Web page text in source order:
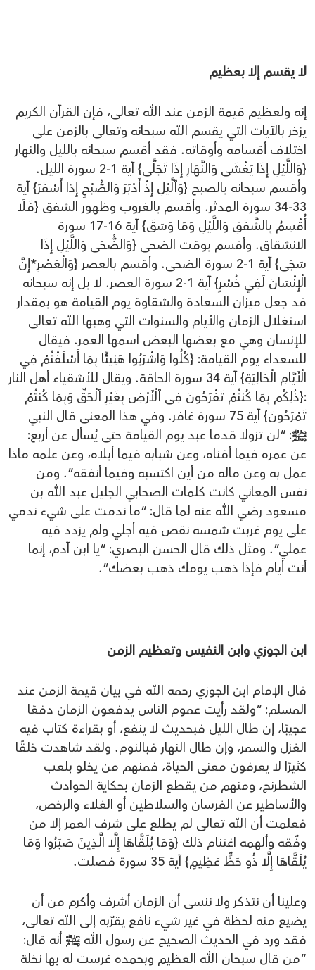
لا يقسم إلا بعظيم
إنه ولعظيم قيمة الزمن عند الله تعالى، فإن القرآن الكريم
يزخر بالآيات التي يقسم الله سبحانه وتعالى بالزمن على
اختلاف أقسامه وأوقاته. فقد أقسم سبحانه بالليل والنهار
{وَاللَّيْلِ إِذَا يَغْشَى وَالنَّهَارِ إِذَا تَجَلَّى} آية 1-2 سورة الليل.
وأقسم سبحانه بالصبح {وَٱلَّيْلِ إِذْ أَدْبَرَ وَالصُّبْحِ إِذَا أَسْفَرَ} آية
33-34 سورة المدثر. وأقسم بالغروب وظهور الشفق {فَلَا
أُقْسِمُ بِالشَّفَقِ وَاللَّيْلِ وَمَا وَسَقَ} آية 16-17 سورة
الانشقاق. وأقسم بوقت الضحى {وَالضُّحَى وَاللَّيْلِ إِذَا
سَجَى} آية 1-2 سورة الضحى. وأقسم بالعصر {وَالْعَصْرِ*إِنَّ
الْإِنْسَانَ لَفِي خُسْرٍ} آية 1-2 سورة العصر. لا بل إنه سبحانه
قد جعل ميزان السعادة والشقاوة يوم القيامة هو بمقدار
استغلال الزمان والأيام والسنوات التي وهبها الله تعالى
للإنسان وهي مع بعضها البعض اسمها العمر. فيقال
للسعداء يوم القيامة: {كُلُوا وَاشْرَبُوا هَنِيئًا بِمَا أَسْلَفْتُمْ فِي
الْأَيَّامِ الْخَالِيَةِ} آية 34 سورة الحاقة. ويقال للأشقياء أهل النار
:{ذَٰلِكُم بِمَا كُنتُمْ تَفْرَحُونَ فِى ٱلْأَرْضِ بِغَيْرِ ٱلْحَقِّ وَبِمَا كُنتُمْ
تَمْرَحُونَ} آية 75 سورة غافر. وفي هذا المعنى قال النبي
ﷺ: “لن تزولا قدما عبد يوم القيامة حتى يُسأل عن أربع:
عن عمره فيما أفناه، وعن شبابه فيما أبلاه، وعن علمه ماذا
عمل به وعن ماله من أين اكتسبه وفيما أنفقه”. ومن
نفس المعاني كانت كلمات الصحابي الجليل عبد الله بن
مسعود رضي الله عنه لما قال: “ما ندمت على شيء ندمي
على يوم غربت شمسه نقص فيه أجلي ولم يزدد فيه
عملي”. ومثل ذلك قال الحسن البصري: “يا ابن آدم، إنما
أنت أيام فإذا ذهب يومك ذهب بعضك”.
ابن الجوزي وابن النفيس وتعظيم الزمن
قال الإمام ابن الجوزي رحمه الله في بيان قيمة الزمن عند
المسلم: “ولقد رأيت عموم الناس يدفعون الزمان دفعًا
عجيبًا، إن طال الليل فبحديث لا ينفع، أو بقراءة كتاب فيه
الغزل والسمر، وإن طال النهار فبالنوم. ولقد شاهدت خلقًا
كثيرًا لا يعرفون معنى الحياة، فمنهم من يخلو بلعب
الشطرنج، ومنهم من يقطع الزمان بحكاية الحوادث
والأساطير عن الفرسان والسلاطين أو الغلاء والرخص،
فعلمت أن الله تعالى لم يطلع على شرف العمر إلا من
وفّقه وألهمه اغتنام ذلك {وَمَا يُلَقَّاهَا إِلَّا الَّذِينَ صَبَرُوا وَمَا
يُلَقَّاهَا إِلَّا ذُو حَظٍّ عَظِيمٍ} آية 35 سورة فصلت.
وعلينا أن نتذكر ولا ننسى أن الزمان أشرف وأكرم من أن
يضيع منه لحظة في غير شيء نافع يقرّبه إلى الله تعالى،
فقد ورد في الحديث الصحيح عن رسول الله ﷺ أنه قال:
“من قال سبحان الله العظيم وبحمده غرست له بها نخلة